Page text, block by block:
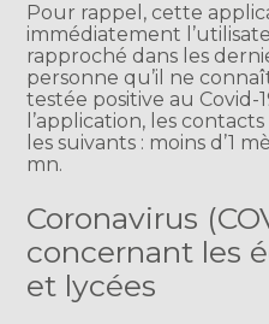
Pour rappel, cette
immédiatement
rapproché dans les
personne qu’il ne
testée positive au Covid-
l’application, les
les suivants : moins d’1
mn.
Coronavirus
concernant les
et lycées